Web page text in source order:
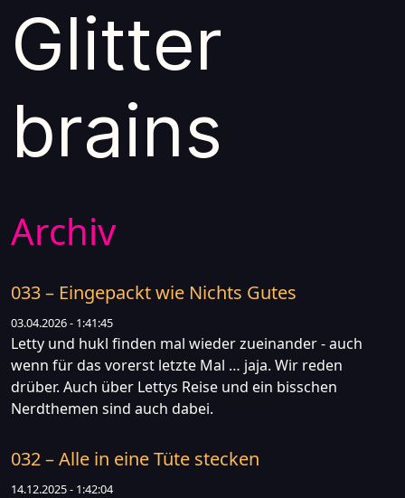
Glitter
brains
Archiv
033 – Eingepackt wie Nichts Gutes
03.04.2026 - 1:41:45
Letty und hukl finden mal wieder zueinander - auch
wenn für das vorerst letzte Mal … jaja. Wir reden
drüber. Auch über Lettys Reise und ein bisschen
Nerdthemen sind auch dabei.
032 – Alle in eine Tüte stecken
14.12.2025 - 1:42:04